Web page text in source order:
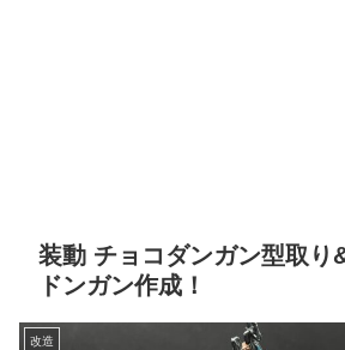
装動 チョコダンガン型取り
ドンガン作成！
改造